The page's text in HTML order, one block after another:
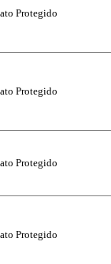
Protegido
Protegido
Protegido
Protegido